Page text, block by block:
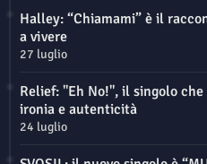
Halley: “Chiamami” è il
a vivere
27 luglio
Relief: "Eh No!", il singolo
ironia e autenticità
24 luglio